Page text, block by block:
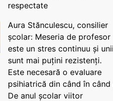
respectate
Aura Stănculescu, consilier
școlar: Meseria de profesor
este un stres continuu și unii
sunt mai puțini rezistenți.
Este necesară o evaluare
psihiatrică din când în când
De anul școlar viitor